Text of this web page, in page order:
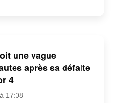
une vague
après sa défaite
4
17:08